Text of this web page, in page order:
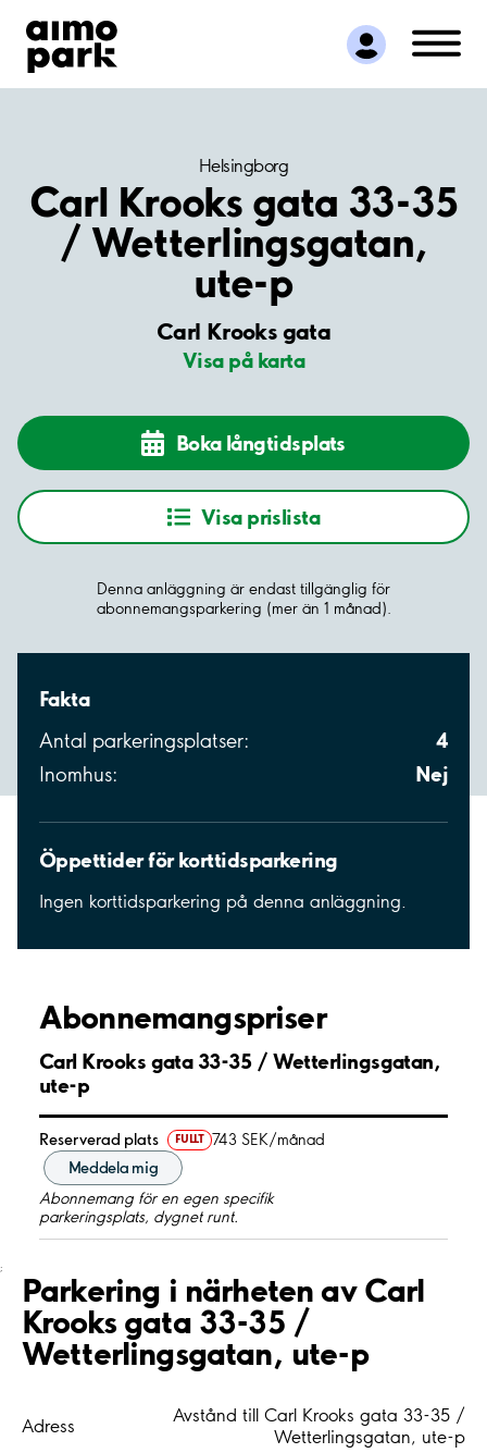
Hitta parkering
Samarbete
Kundservice
Helsingborg
Carl Krooks gata 33-35
/ Wetterlingsgatan,
ute-p
Carl Krooks gata
Visa på karta
Boka långtidsplats
Visa prislista
Denna anläggning är endast tillgänglig för
abonnemangsparkering (mer än 1 månad).
Fakta
Antal parkeringsplatser: 4
Inomhus: Nej
Öppettider för korttidsparkering
Ingen korttidsparkering på denna anläggning.
Abonnemangspriser
Carl Krooks gata 33-35 / Wetterlingsgatan,
ute-p
Reserverad plats FULLT 743 SEK/månad
Meddela mig
Abonnemang för en egen specifik
parkeringsplats, dygnet runt.
;
Parkering i närheten av Carl
Krooks gata 33-35 /
Wetterlingsgatan, ute-p
Adress
Avstånd till Carl Krooks gata 33-35 /
Wetterlingsgatan, ute-p